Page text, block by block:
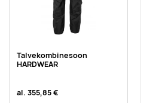
Talvekombinesoon
HARDWEAR
al. 355,85 €